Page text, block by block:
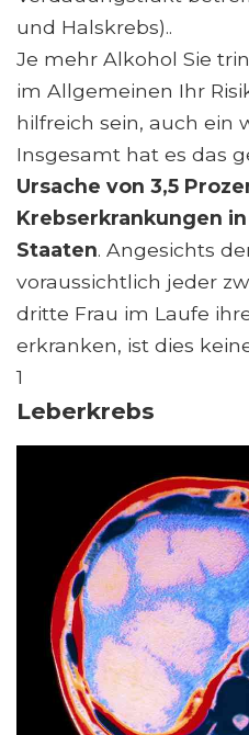
und Halskrebs)..
Je mehr Alkohol Sie
im Allgemeinen Ihr
hilfreich sein, auch ein
Insgesamt hat es das
Ursache von 3,5
Krebserkrankungen
Staaten. Angesichts
voraussichtlich jeder
dritte Frau im Laufe
erkranken, ist dies
1
Leberkrebs